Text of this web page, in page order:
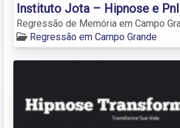
Instituto Jota – Hipnose e Pnl
Regressão de Memória em Campo
Regressão em Campo Grande